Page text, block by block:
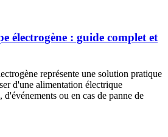
électrogène : guide complet et
représente une solution pratique
d'une alimentation électrique
ou en cas de panne de